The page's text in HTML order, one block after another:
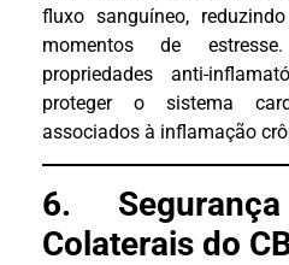
fluxo sanguíneo,
momentos de
propriedades anti-
proteger o sistema
associados à inflamação
6.
Colaterais do